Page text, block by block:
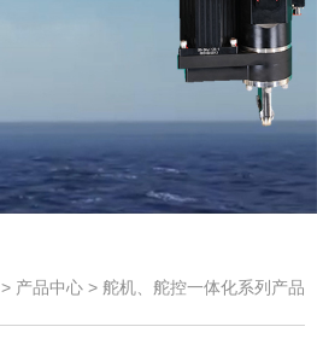
> 产品中心 > 舵机、舵控一体化系列产品